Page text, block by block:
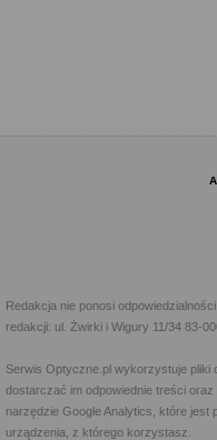
Redakcja nie ponosi
redakcji: ul. Żwirki i Wigury 11/34 83-
Serwis Optyczne.pl wykorzystuje
dostarczać im odpowiednie treści
narzędzie Google Analytics, które
urządzenia, z którego korzystasz.